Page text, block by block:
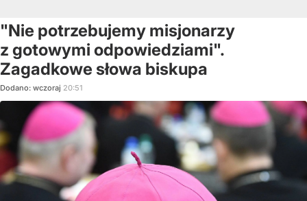
"Nie potrzebujemy misjonarzy
z gotowymi odpowiedziami".
Zagadkowe słowa biskupa
Dodano: wczoraj 20:51